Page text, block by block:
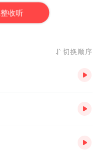
收听
切换顺序